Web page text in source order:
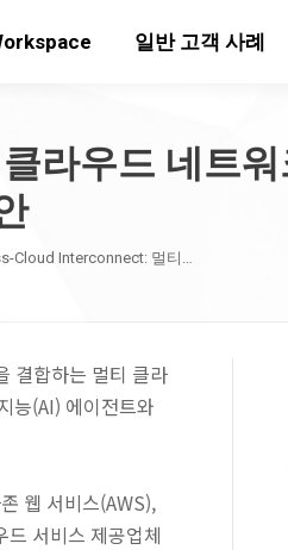
일반 고객 사례
라우드 네트
Cloud Interconnect: 멀티…
결합하는 멀티 클라
능(AI) 에이전트와
웹 서비스(AWS),
서비스 제공업체